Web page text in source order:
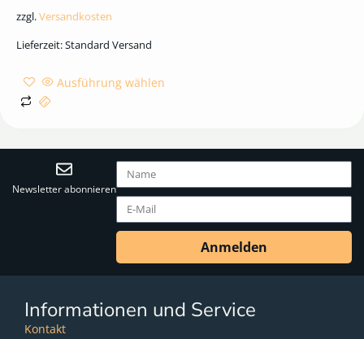
zzgl.Versandkosten
Lieferzeit:Standard Versand
Ausführung wählen
Newsletter abonnieren
Anmelden
Informationen und Service
Kontakt